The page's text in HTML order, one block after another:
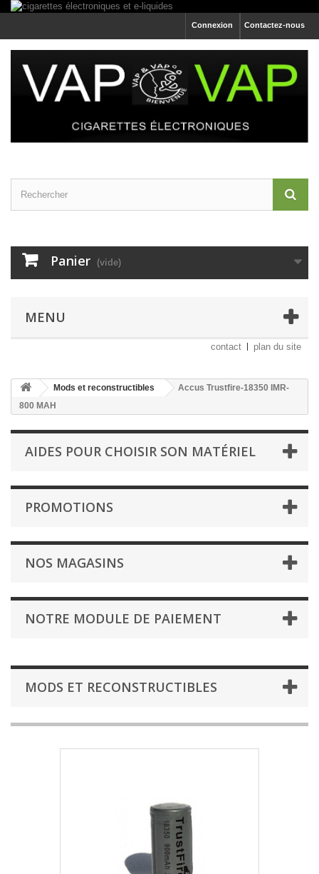
Contactez-nous
Connexion
Panier (vide)
MENU
contact plan du site
Mods et reconstructibles
Accus Trustfire-18350 IMR-
800 MAH
AIDES POUR CHOISIR SON MATÉRIEL
PROMOTIONS
NOS MAGASINS
NOTRE MODULE DE PAIEMENT
MODS ET RECONSTRUCTIBLES